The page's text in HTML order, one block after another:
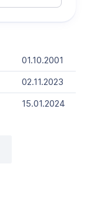
01.10.2001
02.11.2023
15.01.2024